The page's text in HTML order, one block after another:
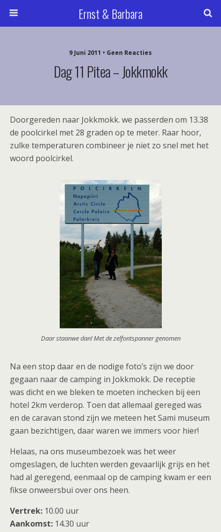
Ernst & Barbara
9 Juni 2011 • Geen Reacties
Dag 11 Pitea – Jokkmokk
Doorgereden naar Jokkmokk. we passerden om 13.38
de poolcirkel met 28 graden op te meter. Raar hoor,
zulke temperaturen combineer je niet zo snel met het
woord poolcirkel.
Daar staanwe dan! Met de zelfontspanner genomen
Na een stop daar en de nodige foto’s zijn we door
gegaan naar de camping in Jokkmokk. De receptie
was dicht en we bleken te moeten inchecken bij een
hotel 2km verderop. Toen dat allemaal gereged was
en de caravan stond zijn we meteen het Sami museum
gaan bezichtigen, daar waren we immers voor hier!
Helaas, na ons museumbezoek was het weer
omgeslagen, de luchten werden gevaarlijk grijs en het
had al geregend, eenmaal op de camping kwam er een
fikse onweersbui over ons heen.
Vertrek: 10.00 uur
Aankomst: 14.30 uur